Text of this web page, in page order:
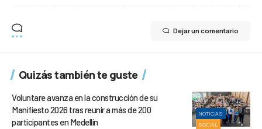
Dejar un comentario
Quizás también te guste
NOTICIAS
SOCIAL
Voluntare avanza en la construcción de su
Manifiesto 2026 tras reunir a más de 200
participantes en Medellín